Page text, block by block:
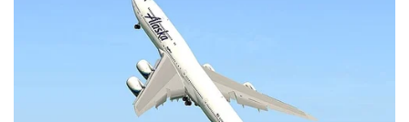
PINTAR KEMENAG
PKB
PLPG PNS
POKJAWAS POLITIK